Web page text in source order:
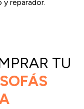
reparador.
TU
SOFÁS